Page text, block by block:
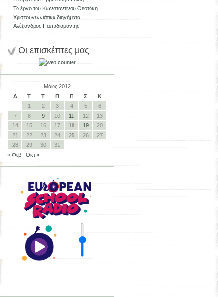
Το έργο του Κωνσταντίνου Θεοτόκη
Χριστουγεννιάτικα διηγήματα,
Αλέξανδρος Παπαδιαμάντης
Οι επισκέπτες μας
Μάιος 2012
Δ
Τ Τ Π Π Σ
Κ
1
2 3 4 5
6
7
8 9 10 11 12
13
14
15 16 17 18 19
20
21
22 23 24 25 26
27
28
29 30
31
« Φεβ
Οκτ »